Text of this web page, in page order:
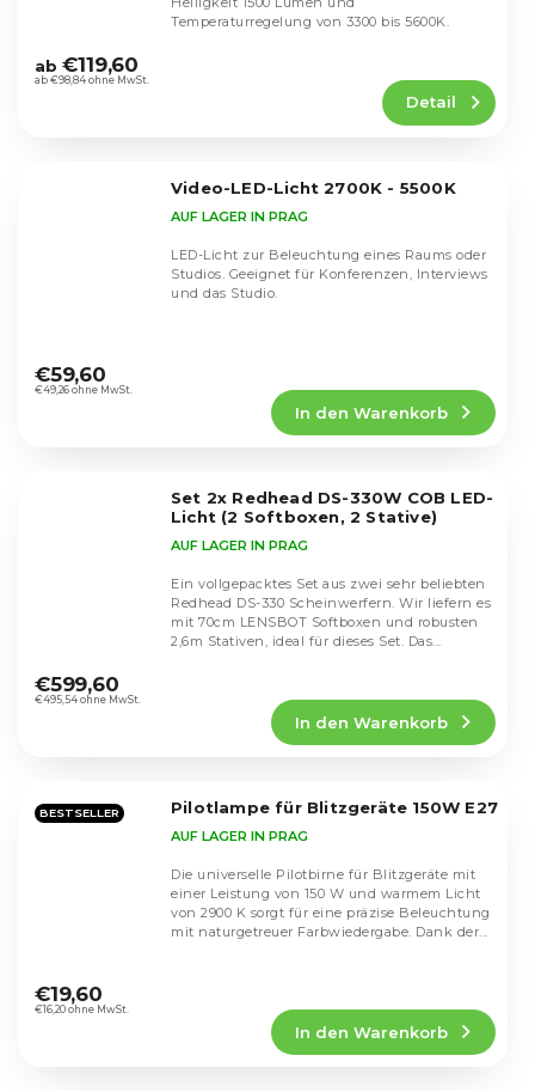
durchschnittliche
Produktbewertung
ab €98,84 ohne MwSt.
ab €119,60
Detail
Temperaturregelung von 3300 bis 5600K.
Video-LED-Licht 2700K - 5500K
durchschnittliche
Produktbewertung
AUF LAGER IN PRAG
€49,26 ohne MwSt.
€59,60
In den Warenkorb
LED-Licht zur Beleuchtung eines Raums oder
Studios. Geeignet für Konferenzen, Interviews
und das Studio.
Set 2x Redhead DS-330W COB LED-
Licht (2 Softboxen, 2 Stative)
durchschnittliche
Produktbewertung
Sternen.
AUF LAGER IN PRAG
€495,54 ohne MwSt.
€599,60
In den Warenkorb
Ein vollgepacktes Set aus zwei sehr beliebten
Redhead DS-330 Scheinwerfern. Wir liefern es
mit 70cm LENSBOT Softboxen und robusten
2,6m Stativen, ideal für dieses Set. Das...
BESTSELLER Pilotlampe für Blitzgeräte 150W E27
durchschnittliche
Produktbewertung
AUF LAGER IN PRAG
€16,20 ohne MwSt.
€19,60
In den Warenkorb
Die universelle Pilotbirne für Blitzgeräte mit
einer Leistung von 150 W und warmem Licht
von 2900 K sorgt für eine präzise Beleuchtung
mit naturgetreuer Farbwiedergabe. Dank der...